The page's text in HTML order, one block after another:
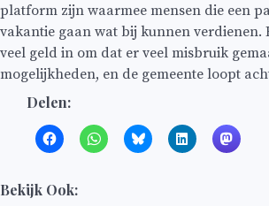
platform zijn waarmee mensen die een
vakantie gaan wat bij kunnen verdienen.
veel geld in om dat er veel misbruik
mogelijkheden, en de gemeente loopt
Delen:
Bekijk Ook: